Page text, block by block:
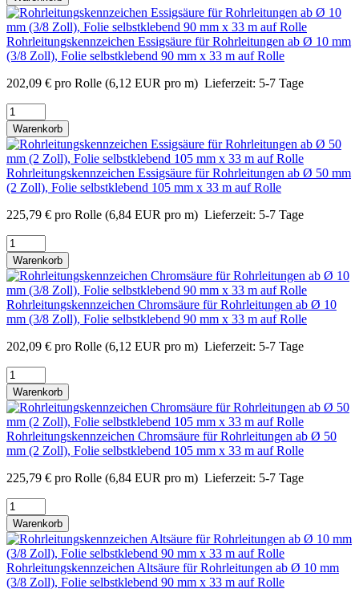
Rohrleitungskennzeichen Essigsäure für Rohrleitungen ab Ø 10 mm
(3/8 Zoll), Folie selbstklebend 90 mm x 33 m auf Rolle
202,09 € pro Rolle (6,12 EUR pro m) Lieferzeit: 5-7 Tage
Warenkorb
Rohrleitungskennzeichen Essigsäure für Rohrleitungen ab Ø 50 mm
(2 Zoll), Folie selbstklebend 105 mm x 33 m auf Rolle
225,79 € pro Rolle (6,84 EUR pro m) Lieferzeit: 5-7 Tage
Warenkorb
Rohrleitungskennzeichen Chromsäure für Rohrleitungen ab Ø 10
mm (3/8 Zoll), Folie selbstklebend 90 mm x 33 m auf Rolle
202,09 € pro Rolle (6,12 EUR pro m) Lieferzeit: 5-7 Tage
Warenkorb
Rohrleitungskennzeichen Chromsäure für Rohrleitungen ab Ø 50
mm (2 Zoll), Folie selbstklebend 105 mm x 33 m auf Rolle
225,79 € pro Rolle (6,84 EUR pro m) Lieferzeit: 5-7 Tage
Warenkorb
Rohrleitungskennzeichen Altsäure für Rohrleitungen ab Ø 10 mm
(3/8 Zoll), Folie selbstklebend 90 mm x 33 m auf Rolle